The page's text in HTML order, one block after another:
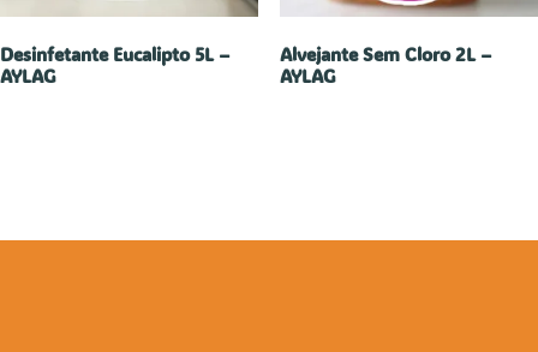
Desinfetante Eucalipto 5L –
AYLAG
Alvejante Sem Cloro 2L –
AYLAG